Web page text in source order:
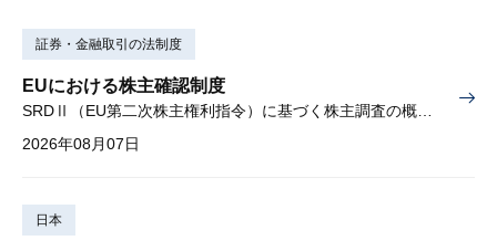
証券・金融取引の法制度
EUにおける株主確認制度
SRDⅡ（EU第二次株主権利指令）に基づく株主調査の概要と課題
2026年08月07日
日本